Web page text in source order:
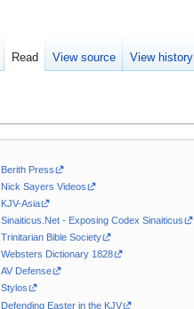
Berith Press
Nick Sayers Videos
KJV-Asia
Sinaiticus.Net - Exposing Codex Sinaiticus
Trinitarian Bible Society
Websters Dictionary 1828
AV Defense
Stylos
Defending Easter in the KJV
Read View source View history